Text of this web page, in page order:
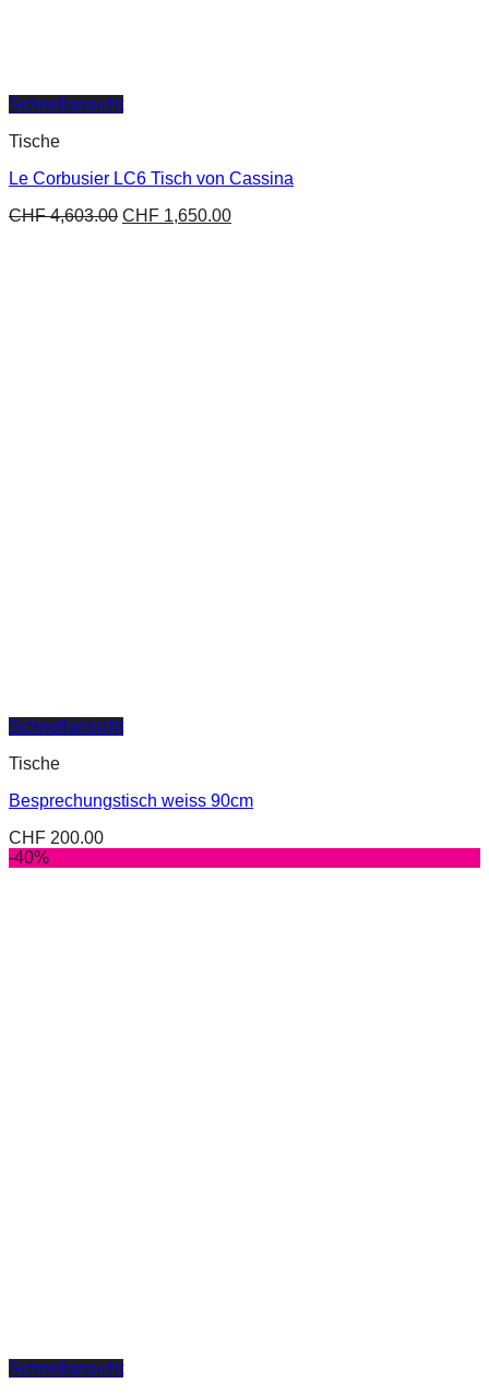
Schnellansicht
Tische
Le Corbusier LC6 Tisch von Cassina
CHF4,603.00 CHF 1,650.00
Schnellansicht
Tische
Besprechungstisch weiss 90cm
CHF 200.00
-40%
Schnellansicht